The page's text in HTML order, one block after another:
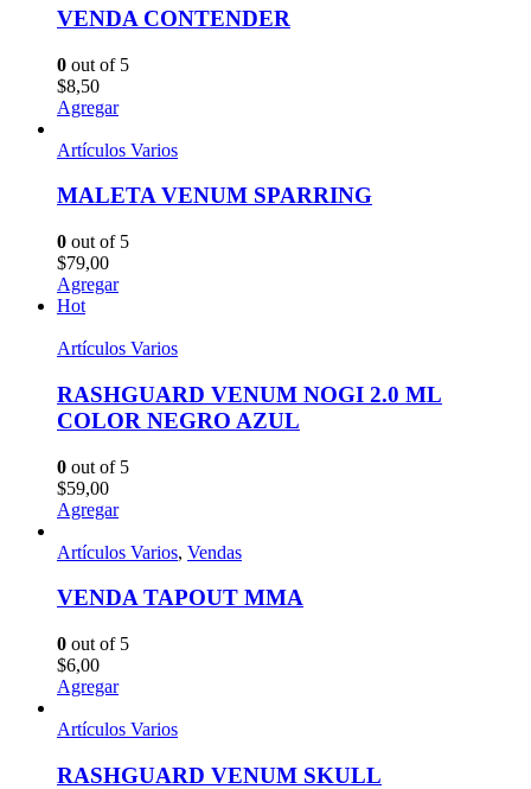
VENDA CONTENDER
0 out of 5
$8,50
Agregar
Artículos Varios
MALETA VENUM SPARRING
0 out of 5
$79,00
Agregar
Hot
Artículos Varios
RASHGUARD VENUM NOGI 2.0 ML
COLOR NEGRO AZUL
0 out of 5
$59,00
Agregar
Artículos Varios, Vendas
VENDA TAPOUT MMA
0 out of 5
$6,00
Agregar
Artículos Varios
RASHGUARD VENUM SKULL